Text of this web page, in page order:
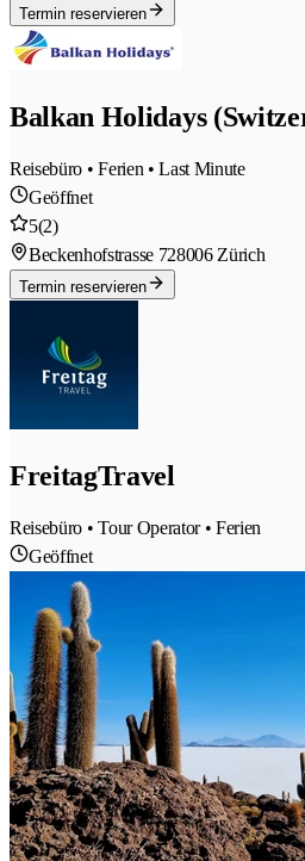
Termin reservieren
Balkan Holidays
Reisebüro • Ferien • Last Minute
Geöffnet
5(2)
Beckenhofstrasse 728006 Zürich
Termin reservieren
FreitagTravel
Reisebüro • Tour Operator • Ferien
Geöffnet